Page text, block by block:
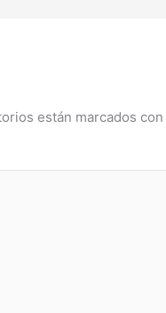
están marcados con